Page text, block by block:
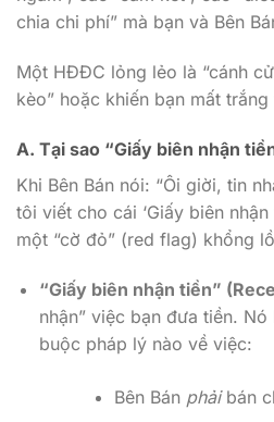
chia chi phí” mà bạn và Bên
Một HĐĐC lỏng lẻo là “cánh
kèo” hoặc khiến bạn mất
A. Tại sao “Giấy biên nhận
Khi Bên Bán nói: “Ôi giời, tin
tôi viết cho cái ‘Giấy biên
một “cờ đỏ” (red flag) khổng
“Giấy biên nhận tiền”
nhận” việc bạn đưa tiền. Nó
buộc pháp lý nào về việc:
Bên Bán phảibán